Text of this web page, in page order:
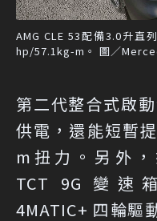
AMG CLE 53配備3.0升直
hp/57.1kg-m。 圖／
第二代整合式啟
供電，還能短暫
m扭力。另外，
TCT 9G 變速
4MATIC+ 四輪驅